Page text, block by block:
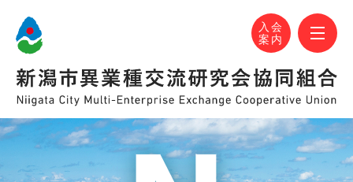
N-MEC 新潟市異業種交流研究会協同組合
おかげさまで設立30周年！
入会
案内
N-MEC